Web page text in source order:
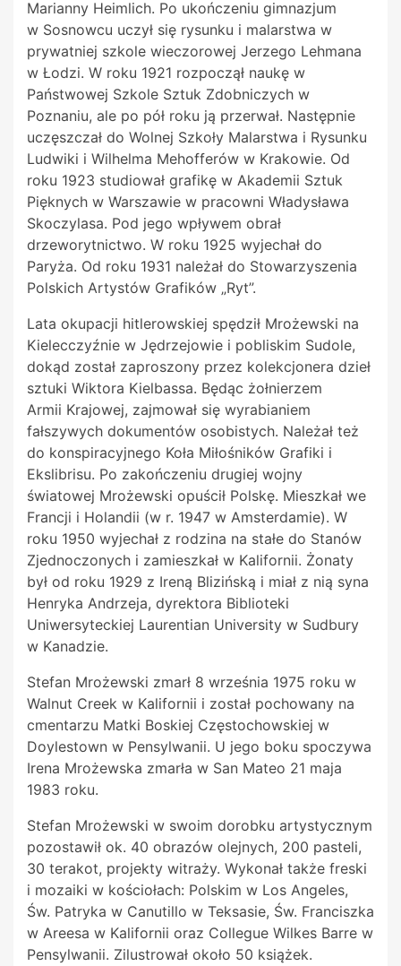
Marianny Heimlich. Po ukończeniu gimnazjum
w Sosnowcu uczył się rysunku i malarstwa w
prywatniej szkole wieczorowej Jerzego Lehmana
w Łodzi. W roku 1921 rozpoczął naukę w
Państwowej Szkole Sztuk Zdobniczych w
Poznaniu, ale po pół roku ją przerwał. Następnie
uczęszczał do Wolnej Szkoły Malarstwa i Rysunku
Ludwiki i Wilhelma Mehofferów w Krakowie. Od
roku 1923 studiował grafikę w Akademii Sztuk
Pięknych w Warszawie w pracowni Władysława
Skoczylasa. Pod jego wpływem obrał
drzeworytnictwo. W roku 1925 wyjechał do
Paryża. Od roku 1931 należał do Stowarzyszenia
Polskich Artystów Grafików „Ryt”.
Lata okupacji hitlerowskiej spędził Mrożewski na
Kielecczyźnie w Jędrzejowie i pobliskim Sudole,
dokąd został zaproszony przez kolekcjonera dzieł
sztuki Wiktora Kielbassa. Będąc żołnierzem
Armii Krajowej, zajmował się wyrabianiem
fałszywych dokumentów osobistych. Należał też
do konspiracyjnego Koła Miłośników Grafiki i
Ekslibrisu. Po zakończeniu drugiej wojny
światowej Mrożewski opuścił Polskę. Mieszkał we
Francji i Holandii (w r. 1947 w Amsterdamie). W
roku 1950 wyjechał z rodzina na stałe do Stanów
Zjednoczonych i zamieszkał w Kalifornii. Żonaty
był od roku 1929 z Ireną Blizińską i miał z nią syna
Henryka Andrzeja, dyrektora Biblioteki
Uniwersyteckiej Laurentian University w Sudbury
w Kanadzie.
Stefan Mrożewski zmarł 8 września 1975 roku w
Walnut Creek w Kalifornii i został pochowany na
cmentarzu Matki Boskiej Częstochowskiej w
Doylestown w Pensylwanii. U jego boku spoczywa
Irena Mrożewska zmarła w San Mateo 21 maja
1983 roku.
Stefan Mrożewski w swoim dorobku artystycznym
pozostawił ok. 40 obrazów olejnych, 200 pasteli,
30 terakot, projekty witraży. Wykonał także freski
i mozaiki w kościołach: Polskim w Los Angeles,
Św. Patryka w Canutillo w Teksasie, Św. Franciszka
w Areesa w Kalifornii oraz Collegue Wilkes Barre w
Pensylwanii. Zilustrował około 50 książek.